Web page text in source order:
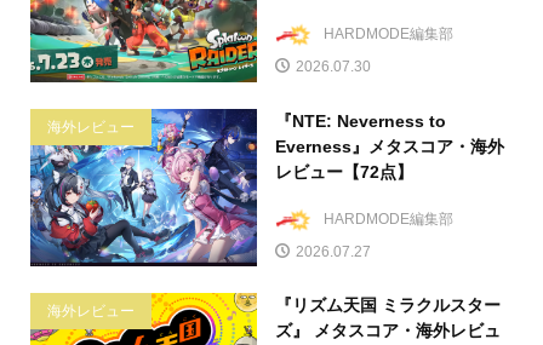
HARDMODE編集部
2026.07.30
海外レビュー
『NTE: Neverness to
Everness』メタスコア・海外
レビュー【72点】
HARDMODE編集部
2026.07.27
海外レビュー
『リズム天国 ミラクルスター
ズ』 メタスコア・海外レビュ